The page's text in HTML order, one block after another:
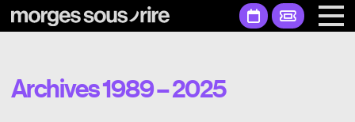
Archives 1989 – 2025